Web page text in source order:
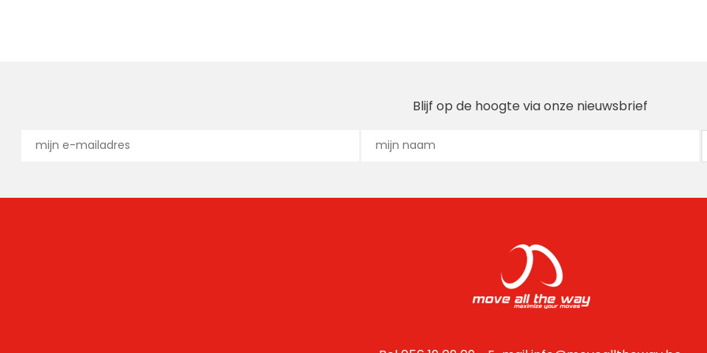
Blijf op de hoogte via onze nieuwsbrief